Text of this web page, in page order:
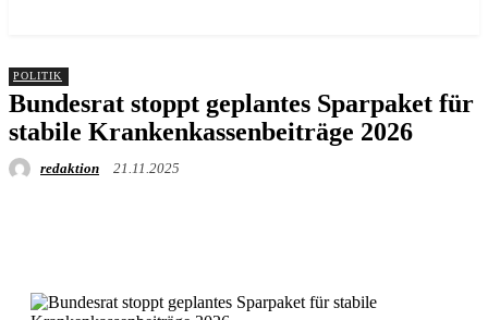
POLITIK
Bundesrat stoppt geplantes Sparpaket für
stabile Krankenkassenbeiträge 2026
redaktion 21.11.2025